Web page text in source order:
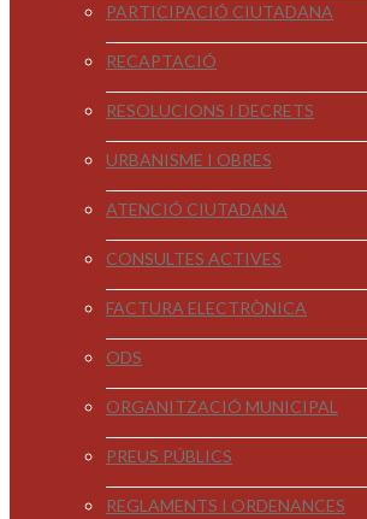
PARTICIPACIÓ CIUTADANA
RECAPTACIÓ
RESOLUCIONS I DECRETS
URBANISME I OBRES
ATENCIÓ CIUTADANA
CONSULTES ACTIVES
FACTURA ELECTRÒNICA
ODS
ORGANITZACIÓ MUNICIPAL
PREUS PÚBLICS
REGLAMENTS I ORDENANCES